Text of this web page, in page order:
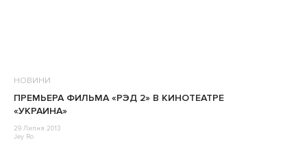
НОВИНИ
ПРЕМЬЕРА ФИЛЬМА «РЭД 2» В КИНОТЕАТРЕ
«УКРАИНА»
29 Липня 2013
Jey Ro